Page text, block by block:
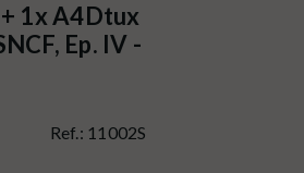
1x A4Dtux
Ep. IV -
Ref.: 11002S